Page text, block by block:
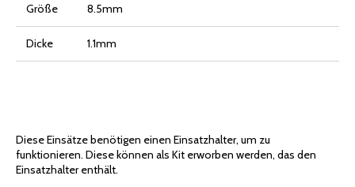
Größe
8.5mm
Dicke 1.1mm
Diese Einsätze benötigen einen Einsatzhalter, um zu
funktionieren. Diese können als Kit erworben werden, das den
Einsatzhalter enthält.